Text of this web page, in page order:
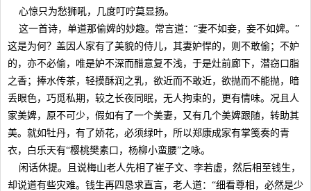
心惊只为愁狮吼，几度叮咛莫显扬。
这一首诗，单道那偷婢的妙趣。常言道：“妻不如妾，妾不如婢。”
这是为何？盖因人家有了美貌的侍儿，其妻妒悍的，则不敢偷；不妒
的，亦不必偷，唯是妒不深而醋意复不浅，于是灶前廊下，潜窃口脂
之香；捧水传茶，轻摸酥润之乳，欲近而不敢近，欲抛而不能抛，暗
丢眼色，巧觅私期，较之长夜同眠，无人拘束的，更有情味。况且人
家美婢，原不可少，假如有了一个美妻，又有几个美婢跟随，转助其
美。就如牡丹，有了娇花，必须绿叶，所以郑康成家有掌笺奏的青
衣，白乐天有“樱桃樊素口，杨柳小蛮腰”之咏。
闲话休提。且说梅山老人先相了崔子文、李若虚，然后相至钱生，
却说道有些灾难。钱生再四恳求直言，老人道：“细看尊相，必然是少